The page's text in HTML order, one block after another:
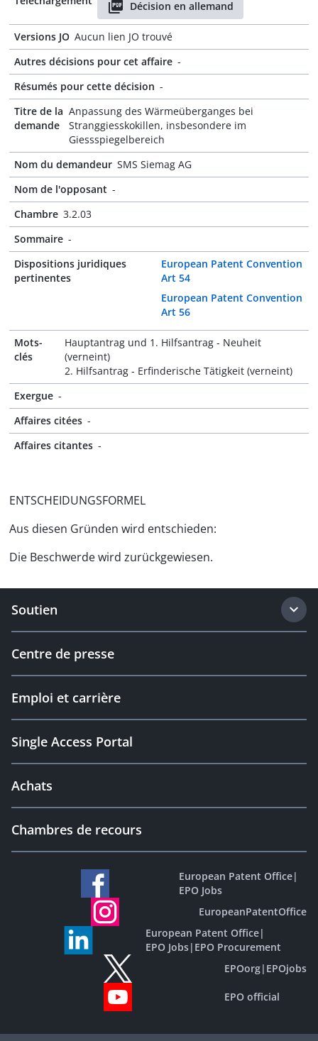
Décision en allemand
Versions JO Aucun lien JO trouvé
Autres décisions pour cet affaire -
Résumés pour cette décision -
Titre de la
demande
Anpassung des Wärmeüberganges bei
Stranggiesskokillen, insbesondere im
Giessspiegelbereich
Nom du demandeur SMS Siemag AG
Nom de l'opposant -
Chambre 3.2.03
Sommaire -
Dispositions juridiques
pertinentes
European Patent Convention
Art 54
European Patent Convention
Art 56
Mots-
clés
Hauptantrag und 1. Hilfsantrag - Neuheit
(verneint)
2. Hilfsantrag - Erfinderische Tätigkeit (verneint)
Exergue -
Affaires citées -
Affaires citantes -
ENTSCHEIDUNGSFORMEL
Aus diesen Gründen wird entschieden:
Die Beschwerde wird zurückgewiesen.
Soutien
Centre de presse
Emploi et carrière
Single Access Portal
Achats
Chambres de recours
European Patent Office|
EPO Jobs
EuropeanPatentOffice
European Patent Office|
EPO Jobs| EPO Procurement
EPOorg| EPOjobs
EPO official